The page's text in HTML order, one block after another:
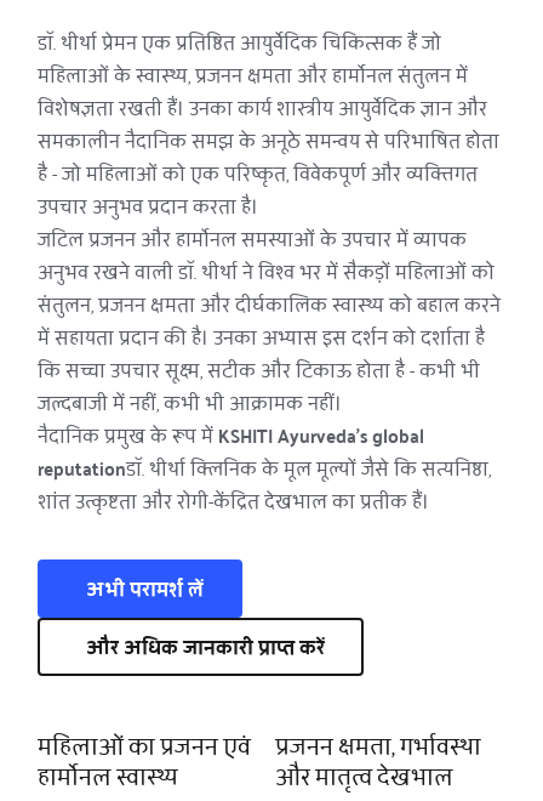
डॉ. थीर्था प्रेमन एक प्रतिष्ठित आयुर्वेदिक चिकित्सक हैं जो
महिलाओं के स्वास्थ्य, प्रजनन क्षमता और हार्मोनल संतुलन में
विशेषज्ञता रखती हैं। उनका कार्य शास्त्रीय आयुर्वेदिक ज्ञान और
समकालीन नैदानिक समझ के अनूठे समन्वय से परिभाषित होता
है - जो महिलाओं को एक परिष्कृत, विवेकपूर्ण और व्यक्तिगत
उपचार अनुभव प्रदान करता है।
जटिल प्रजनन और हार्मोनल समस्याओं के उपचार में व्यापक
अनुभव रखने वाली डॉ. थीर्था ने विश्व भर में सैकड़ों महिलाओं को
संतुलन, प्रजनन क्षमता और दीर्घकालिक स्वास्थ्य को बहाल करने
में सहायता प्रदान की है। उनका अभ्यास इस दर्शन को दर्शाता है
कि सच्चा उपचार सूक्ष्म, सटीक और टिकाऊ होता है - कभी भी
जल्दबाजी में नहीं, कभी भी आक्रामक नहीं।
नैदानिक प्रमुख के रूप में KSHITI Ayurveda’s global
reputationडॉ. थीर्था क्लिनिक के मूल मूल्यों जैसे कि सत्यनिष्ठा,
शांत उत्कृष्टता और रोगी-केंद्रित देखभाल का प्रतीक हैं।
अभी परामर्श लें
और अधिक जानकारी प्राप्त करें
महिलाओं का प्रजनन एवं
हार्मोनल स्वास्थ्य
प्रजनन क्षमता, गर्भावस्था
और मातृत्व देखभाल